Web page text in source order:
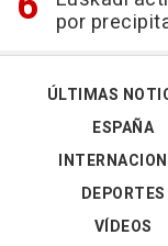
por
ÚLTIMAS
ESPAÑA
DEPORTES
VÍDEOS